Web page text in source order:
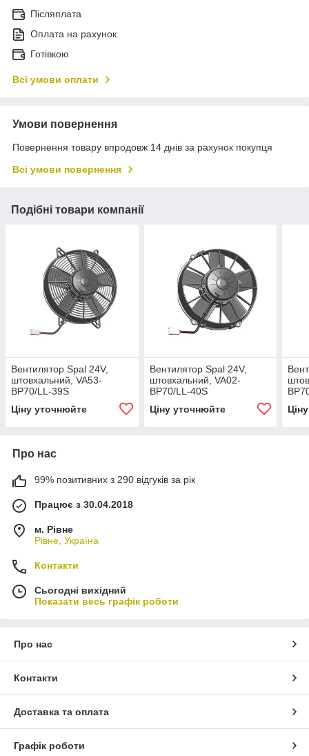
Післяплата
Оплата на рахунок
Готівкою
Всі умови оплати
Умови повернення
Повернення товару впродовж 14 днів за рахунок покупця
Всі умови повернення
Подібні товари компанії
Вентилятор Spal 24V,
штовхальний, VA53-
BP70/LL-39S
Ціну уточнюйте
Вентилятор Spal 24V,
штовхальний, VA02-
BP70/LL-40S
Ціну уточнюйте
Про нас
99% позитивних з 290 відгуків за рік
Працює з 30.04.2018
м. Рівне
Рівне, Україна
Контакти
Сьогодні вихідний
Показати весь графік роботи
Про нас
Контакти
Доставка та оплата
Графік роботи